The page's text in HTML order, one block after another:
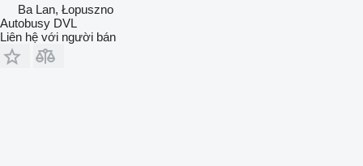
Ba Lan, Łopuszno
Autobusy DVL
Liên hệ với người bán